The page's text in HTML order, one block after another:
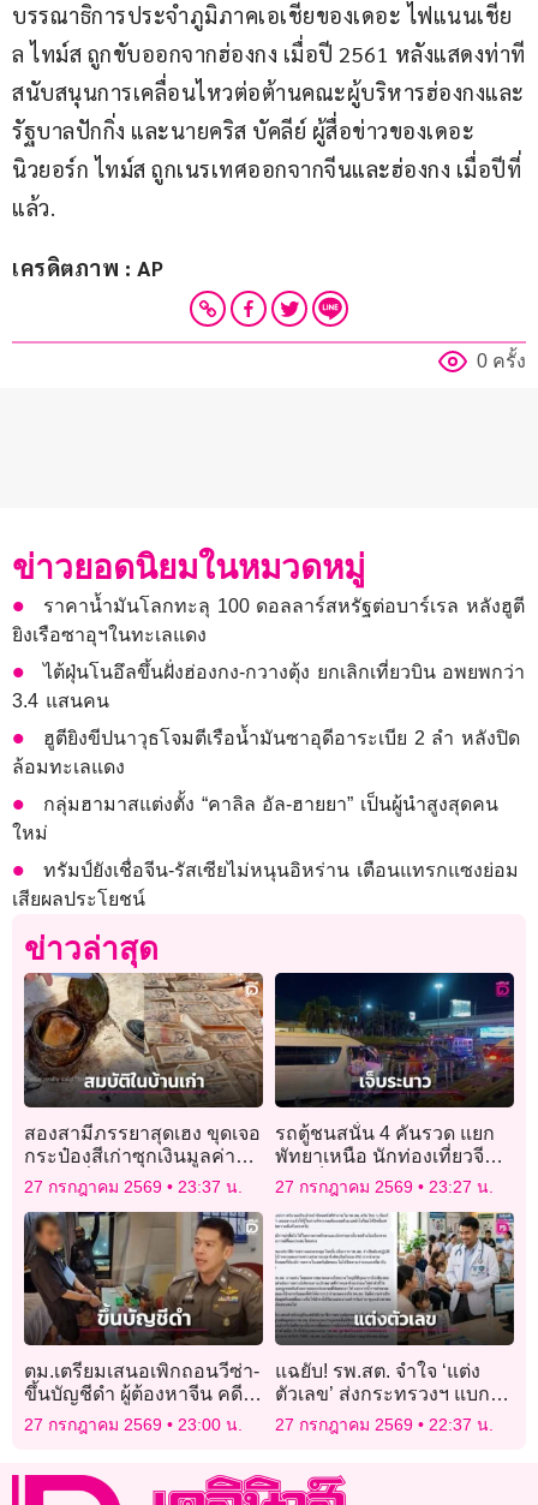
บรรณาธิการประจำภูมิภาคเอเชียของเดอะ ไฟแนนเชีย
ล ไทม์ส ถูกขับออกจากฮ่องกง เมื่อปี 2561 หลังแสดงท่าที
สนับสนุนการเคลื่อนไหวต่อต้านคณะผู้บริหารฮ่องกงและ
รัฐบาลปักกิ่ง และนายคริส บัคลีย์ ผู้สื่อข่าวของเดอะ
นิวยอร์ก ไทม์ส ถูกเนรเทศออกจากจีนและฮ่องกง เมื่อปีที่
แล้ว.
เครดิตภาพ : AP
0 ครั้ง
ข่าวยอดนิยมในหมวดหมู่
ราคาน้ำมันโลกทะลุ 100 ดอลลาร์สหรัฐต่อบาร์เรล หลังฮูตี
ยิงเรือซาอุฯในทะเลแดง
ไต้ฝุ่นโนอึลขึ้นฝั่งฮ่องกง-กวางตุ้ง ยกเลิกเที่ยวบิน อพยพกว่า
3.4 แสนคน
ฮูตียิงขีปนาวุธโจมตีเรือน้ำมันซาอุดีอาระเบีย 2 ลำ หลังปิด
ล้อมทะเลแดง
กลุ่มฮามาสแต่งตั้ง “คาลิล อัล-ฮายยา” เป็นผู้นำสูงสุดคน
ใหม่
ทรัมป์ยังเชื่อจีน-รัสเซียไม่หนุนอิหร่าน เตือนแทรกแซงย่อม
เสียผลประโยชน์
ข่าวล่าสุด
สองสามีภรรยาสุดเฮง ขุดเจอ
กระป๋องสีเก่าซุกเงินมูลค่า
เฉียดครึ่งแสน
27 กรกฎาคม 2569 23:37 น.
รถตู้ชนสนั่น 4 คันรวด แยก
พัทยาเหนือ นักท่องเที่ยวจีน-
ดูไบเจ็บระนาว
27 กรกฎาคม 2569 23:27 น.
ตม.เตรียมเสนอเพิกถอนวีซ่า-
ขึ้นบัญชีดำ ผู้ต้องหาจีน คดี
โรงแรมทุนสีเทา
27 กรกฎาคม 2569 23:00 น.
แฉยับ! รพ.สต. จำใจ ‘แต่ง
ตัวเลข’ ส่งกระทรวงฯ แบก
KPI ไม่ไหว โดนขู่ตัดงบ!
27 กรกฎาคม 2569 22:37 น.